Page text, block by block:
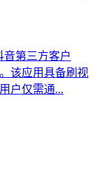
第三方客户
该应用具备刷视
户仅需通...